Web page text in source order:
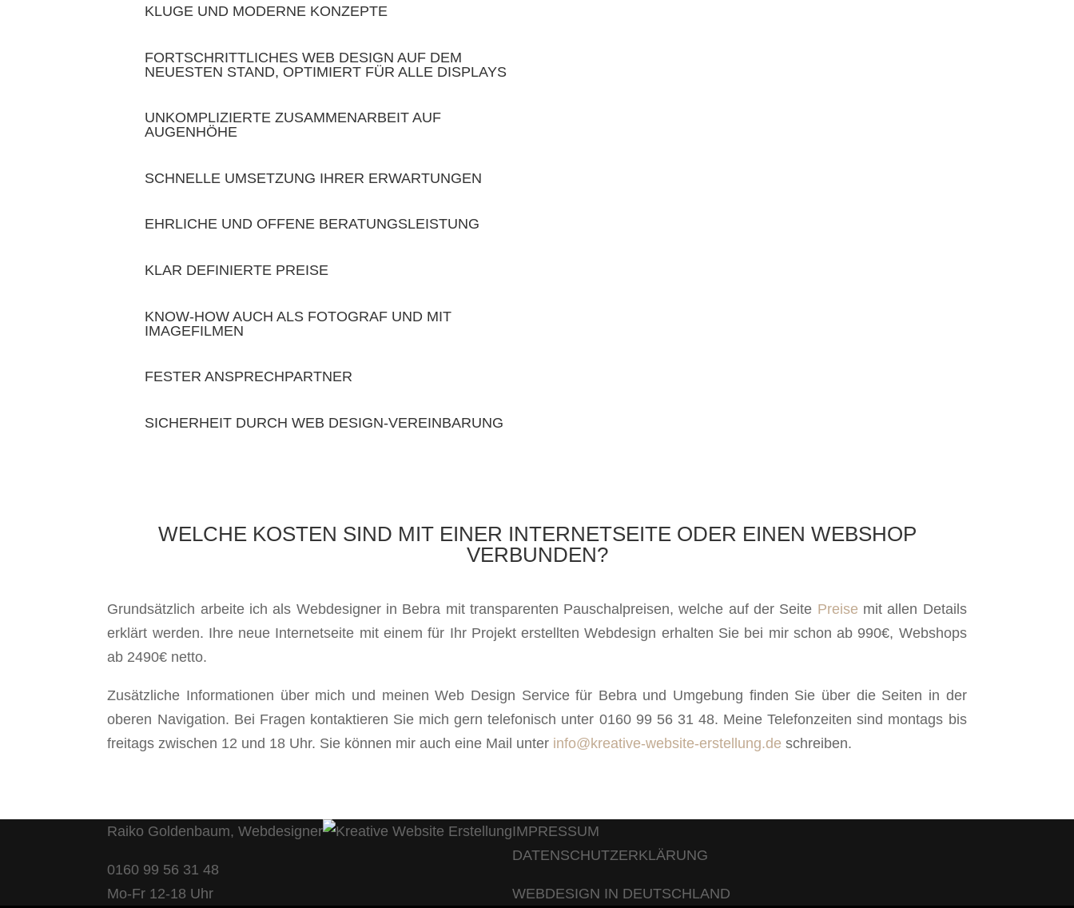
KLUGE UND MODERNE KONZEPTE
FORTSCHRITTLICHES WEB DESIGN AUF DEM
NEUESTEN STAND, OPTIMIERT FÜR ALLE DISPLAYS
UNKOMPLIZIERTE ZUSAMMENARBEIT AUF
AUGENHÖHE
SCHNELLE UMSETZUNG IHRER ERWARTUNGEN
EHRLICHE UND OFFENE BERATUNGSLEISTUNG
KLAR DEFINIERTE PREISE
KNOW-HOW AUCH ALS FOTOGRAF UND MIT
IMAGEFILMEN
FESTER ANSPRECHPARTNER
SICHERHEIT DURCH WEB DESIGN-VEREINBARUNG
WELCHE KOSTEN SIND MIT EINER INTERNETSEITE ODER EINEN WEBSHOP
VERBUNDEN?
Grundsätzlich arbeite ich als Webdesigner in Bebra mit transparenten Pauschalpreisen, welche auf der Seite Preise mit allen Details
erklärt werden. Ihre neue Internetseite mit einem für Ihr Projekt erstellten Webdesign erhalten Sie bei mir schon ab 990€, Webshops
ab 2490€ netto.
Zusätzliche Informationen über mich und meinen Web Design Service für Bebra und Umgebung finden Sie über die Seiten in der
oberen Navigation. Bei Fragen kontaktieren Sie mich gern telefonisch unter 0160 99 56 31 48. Meine Telefonzeiten sind montags bis
freitags zwischen 12 und 18 Uhr. Sie können mir auch eine Mail unter info@kreative-website-erstellung.de schreiben.
Raiko Goldenbaum, Webdesigner
0160 99 56 31 48
Mo-Fr 12-18 Uhr
IMPRESSUM
DATENSCHUTZERKLÄRUNG
WEBDESIGN IN DEUTSCHLAND